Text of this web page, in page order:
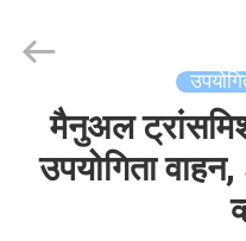
Vehicle
Co.,Ltd.
मैनुअल
उपयोगिता